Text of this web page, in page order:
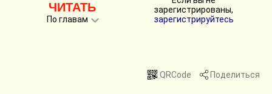
ЧИТАТЬ
По главам
зарегистрированы,
зарегистрируйтесь
QRCode Поделиться